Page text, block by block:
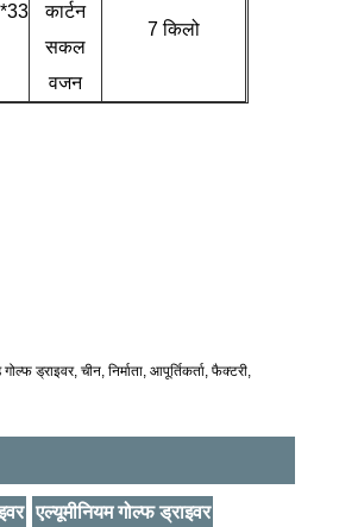
कार्टन
सकल
वजन
7 किलो
ड्राइवर, चीन, निर्माता, आपूर्तिकर्ता, फैक्टरी,
एल्यूमीनियम गोल्फ ड्राइवर